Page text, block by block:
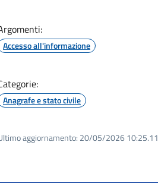
Accesso all'informazione
Anagrafe e stato civile
aggiornamento: 20/05/2026 10:25.11